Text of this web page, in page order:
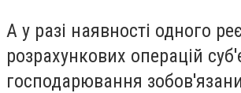
А у разі наявності одного
розрахункових операцій
господарювання